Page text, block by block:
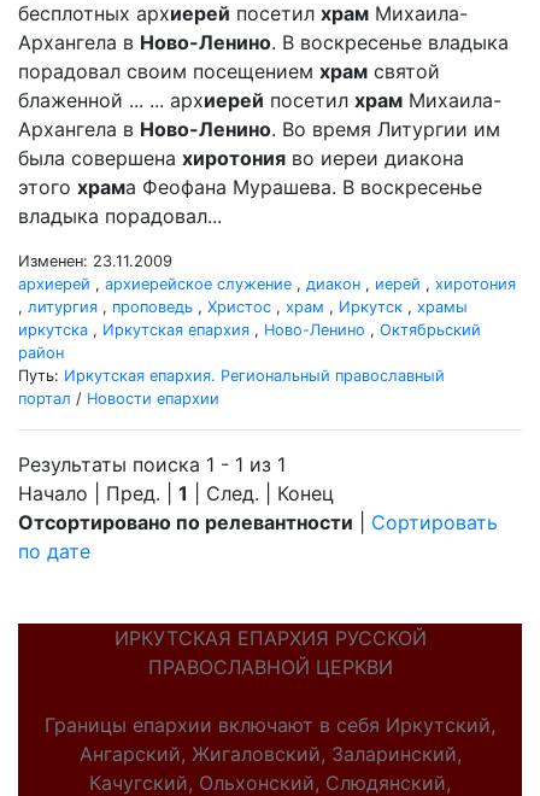
бесплотных архиерей посетил храм Михаила-
Архангела в Ново-Ленино. В воскресенье владыка
порадовал своим посещением храм святой
блаженной ... ... архиерей посетил храм Михаила-
Архангела в Ново-Ленино. Во время Литургии им
была совершена хиротония во иереи диакона
этого храма Феофана Мурашева. В воскресенье
владыка порадовал...
Изменен: 23.11.2009
архиерей , архиерейское служение , диакон , иерей , хиротония
, литургия , проповедь , Христос , храм , Иркутск , храмы
иркутска , Иркутская епархия , Ново-Ленино , Октябрьский
район
Путь: Иркутская епархия. Региональный православный
портал / Новости епархии
Результаты поиска 1 - 1 из 1
Начало | Пред. | 1 | След. | Конец
Отсортировано по релевантности
Сортировать
по дате
ИРКУТСКАЯ ЕПАРХИЯ РУССКОЙ
ПРАВОСЛАВНОЙ ЦЕРКВИ
Границы епархии включают в себя Иркутский,
Ангарский, Жигаловский, Заларинский,
Качугский, Ольхонский, Слюдянский,